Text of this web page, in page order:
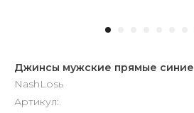
Джинсы мужские прямые синие
NashLosь
Артикул: